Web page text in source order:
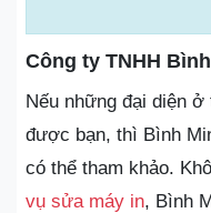
Công ty TNHH
Nếu những đại diện
được bạn, thì Bình
có thể tham khảo.
vụ sửa máy in, Bình